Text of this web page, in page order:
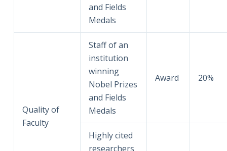
and Fields
Medals
Quality of
Faculty
Staff of an
institution
winning
Nobel Prizes
and Fields
Medals
Award 20%
Highly cited
researchers